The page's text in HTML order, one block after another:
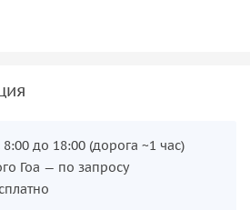
живая музыка и неповторимый
дегустацию местных
впечатлений,
историю, кулинарию и традиции.
до 18:00 (дорога ~1 час)
Гоа — по запросу